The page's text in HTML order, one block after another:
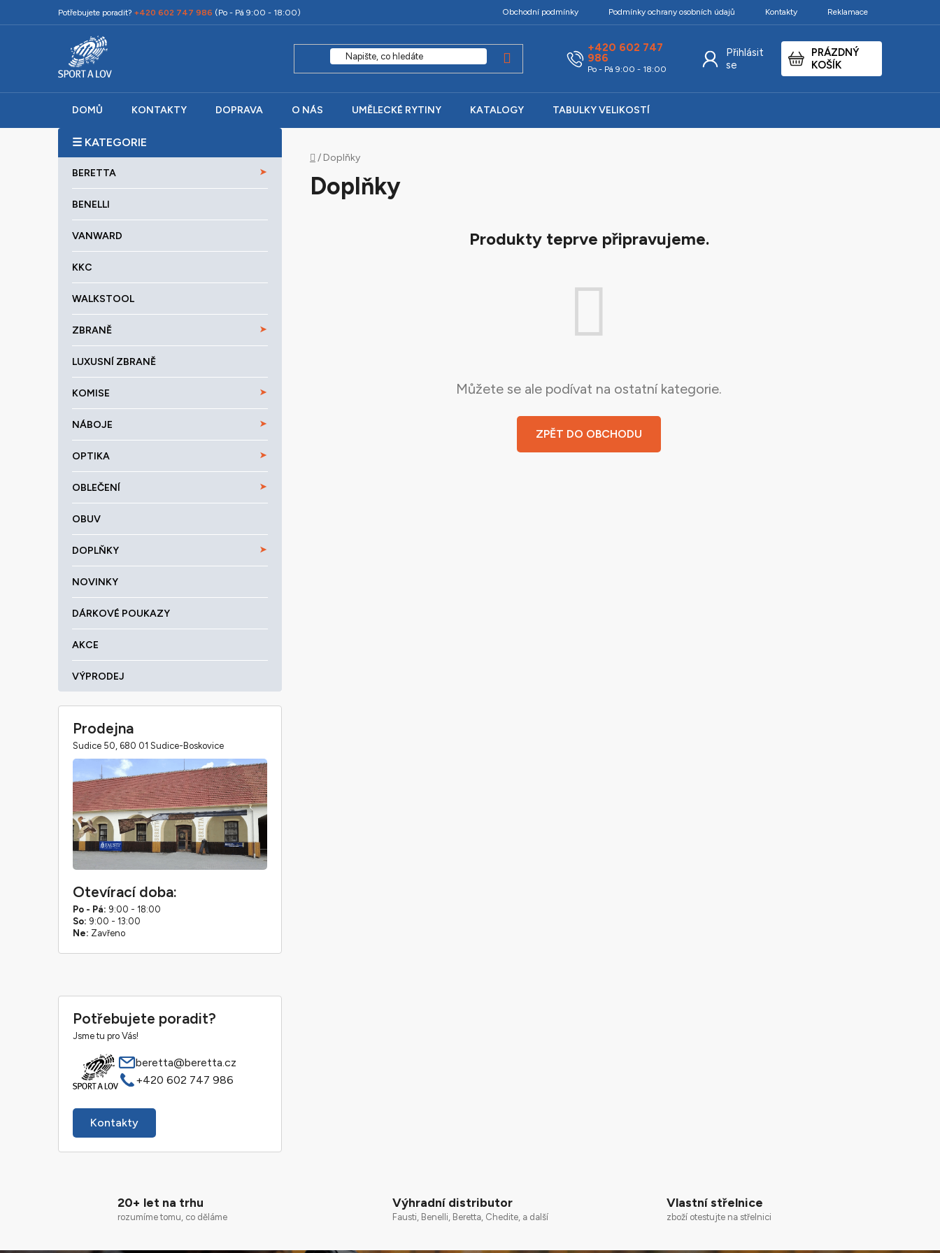
na
Potřebujete poradit? +420 602 747 986 (Po - Pá 9:00 - 18:00) Obchodní podmínky Podmínky ochrany osobních údajů Kontakty Reklamace
+420 602 747
986
Po - Pá 9:00 - 18:00
Přihlásit
se
NÁKUPNÍ
KOŠÍK
PRÁZDNÝ
KOŠÍK
DOMŮ KONTAKTY DOPRAVA O NÁS UMĚLECKÉ RYTINY KATALOGY TABULKY VELIKOSTÍ
P
o
kategorie
BERETTA
BENELLI
VANWARD
KKC
WALKSTOOL
ZBRANĚ
LUXUSNÍ ZBRANĚ
KOMISE
NÁBOJE
OPTIKA
OBLEČENÍ
OBUV
DOPLŇKY
NOVINKY
DÁRKOVÉ POUKAZY
AKCE
VÝPRODEJ
Prodejna
Sudice 50, 680 01 Sudice-Boskovice
Otevírací doba:
Po - Pá: 9:00 - 18:00
So: 9:00 - 13:00
Ne: Zavřeno
Potřebujete poradit?
Jsme tu pro Vás!
beretta@beretta.cz
+420 602 747 986
Kontakty
Domů
/ Doplňky
Doplňky
Produkty teprve připravujeme.
Můžete se ale podívat na ostatní kategorie.
ZPĚT DO OBCHODU
20+ let na trhu
rozumíme tomu, co děláme
Výhradní distributor
Fausti, Benelli, Beretta, Chedite, a další
Vlastní střelnice
zboží otestujte na střelnici